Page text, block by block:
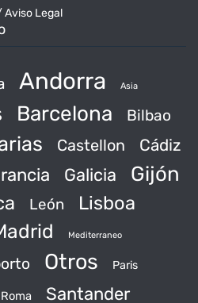
Aviso Legal
Andorra Asia
Barcelona Bilbao
Castellon Cádiz
Galicia Gijón
León Lisboa
Mediterraneo
Otros Paris
Roma Santander